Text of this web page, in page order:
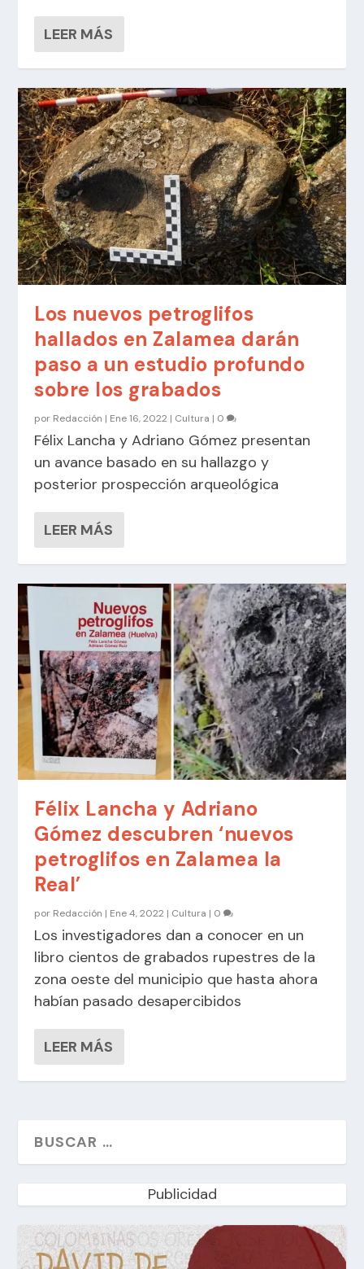
LEER MÁS
Los nuevos petroglifos
hallados en Zalamea darán
paso a un estudio profundo
sobre los grabados
por Redacción | Ene 16, 2022 | Cultura | 0
Félix Lancha y Adriano Gómez presentan
un avance basado en su hallazgo y
posterior prospección arqueológica
LEER MÁS
Félix Lancha y Adriano
Gómez descubren ‘nuevos
petroglifos en Zalamea la
Real’
por Redacción | Ene 4, 2022 | Cultura | 0
Los investigadores dan a conocer en un
libro cientos de grabados rupestres de la
zona oeste del municipio que hasta ahora
habían pasado desapercibidos
LEER MÁS
Publicidad